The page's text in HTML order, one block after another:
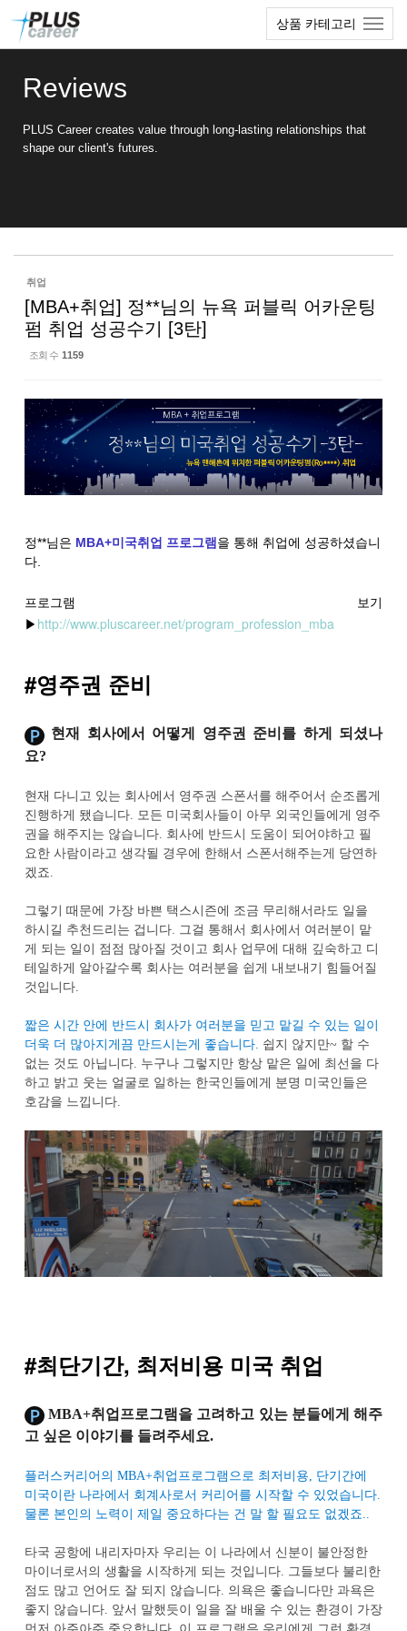
상품 카테고리
Reviews
PLUS Career creates value through long-lasting relationships that
shape our client's futures.
취업
[MBA+취업] 정**님의 뉴욕 퍼블릭 어카운팅
펌 취업 성공수기 [3탄]
조회 수 1159
정**님은 MBA+미국취업 프로그램 을 통해 취업에 성공하셨습니
다.
프로그램 보기
▶ http://www.pluscareer.net/program_profession_mba
#영주권 준비
현재 회사에서 어떻게 영주권 준비를 하게 되셨나
요?
현재 다니고 있는 회사에서 영주권 스폰서를 해주어서 순조롭게
진행하게 됐습니다.
모든 미국회사들이 아무 외국인들에게 영주
권을 해주지는 않습니다 회사에 반드시 도움이 되어야하고 필
요한 사람이라고 생각될 경우에 한해서 스폰서해주는게 당연하
겠죠
그렇기 때문에 가장 바쁜 택스시즌에 조금 무리해서라도 일을
하시길 추천드리는 겁니다
그걸 통해서 회사에서 여러분이 맡
게 되는 일이 점점 많아질 것이고 회사 업무에 대해 깊숙하고 디
테일하게 알아갈수록 회사는 여러분을 쉽게 내보내기 힘들어질
것입니다
짧은 시간 안에 반드시 회사가 여러분을 믿고 맡길 수 있는 일이
더욱 더 많아지게끔 만드시는게 좋습니다 쉽지 않지만~ 할 수
없는 것도 아닙니다 누구나 그렇지만 항상 맡은 일에 최선을 다
하고 밝고 웃는 얼굴로 일하는 한국인들에게 분명 미국인들은
호감을 느낍니다
#최단기간, 최저비용 미국 취업
MBA+취업프로그램을 고려하고 있는 분들에게 해주
고 싶은 이야기를 들려주세요.
플러스커리어의 MBA+취업프로그램으로 최저비용, 단기간에
미국이란 나라에서 회계사로서 커리어를 시작할 수 있었습니다.
물론 본인의 노력이 제일 중요하다는 건 말 할 필요도 없겠죠..
타국 공항에 내리자마자 우리는 이 나라에서 신분이 불안정한
마이너로서의 생활을 시작하게 되는 것입니다. 그들보다 불리한
점도 많고 언어도 잘 되지 않습니다. 의욕은 좋습니다만 과욕은
좋지 않습니다. 앞서 말했듯이 일을 잘 배울 수 있는 환경이 가장